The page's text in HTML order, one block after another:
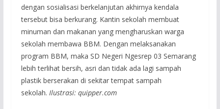
dengan sosialisasi berkelanjutan akhirnya kendala
tersebut bisa berkurang. Kantin sekolah membuat
minuman dan makanan yang mengharuskan warga
sekolah membawa BBM. Dengan melaksanakan
program BBM, maka SD Negeri Ngesrep 03 Semarang
lebih terlihat bersih, asri dan tidak ada lagi sampah
plastik berserakan di sekitar tempat sampah
sekolah. Ilustrasi: quipper.com